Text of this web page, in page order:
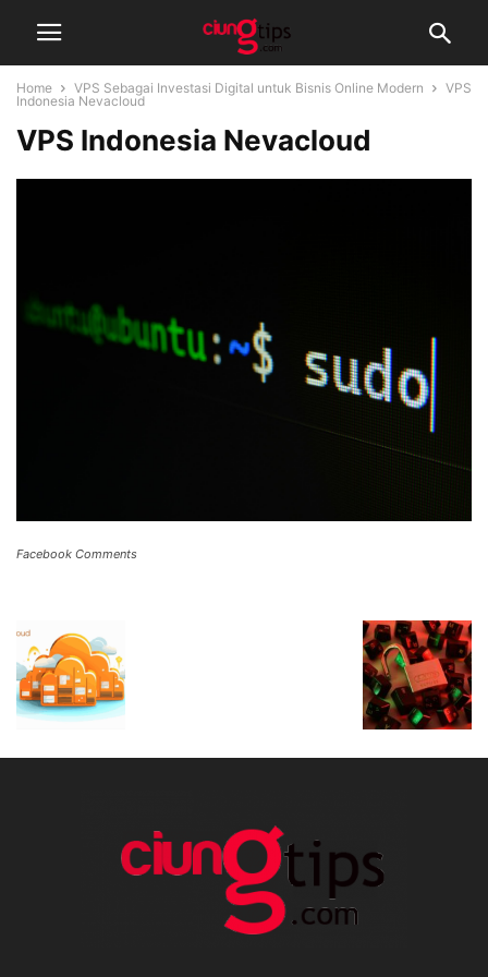
Home VPS Sebagai Investasi Digital untuk Bisnis Online Modern
VPS
Indonesia Nevacloud
VPS Indonesia Nevacloud
Facebook Comments